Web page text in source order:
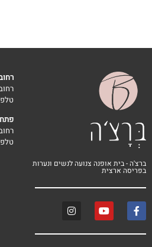
צנועה לנשים ונערות
רחוב ההסתדרות 2ג